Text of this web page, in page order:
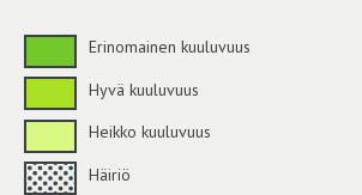
Erinomainen kuuluvuus
Hyvä kuuluvuus
Heikko kuuluvuus
Häiriö